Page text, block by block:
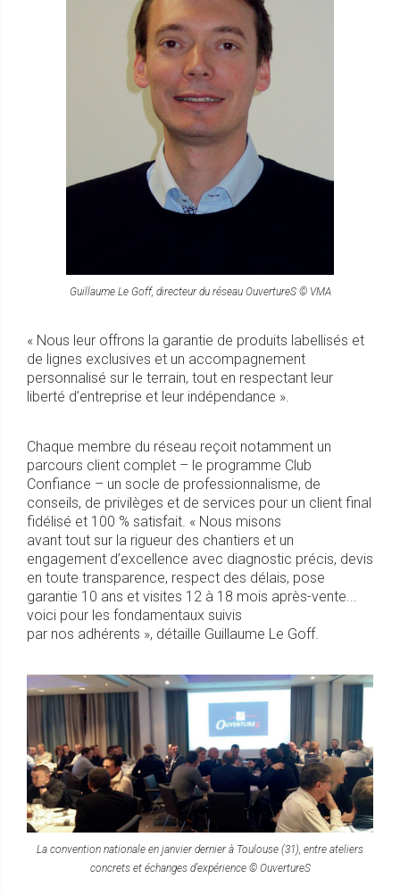
Guillaume Le Goff, directeur du réseau OuvertureS © VMA
« Nous leur offrons la garantie de produits labellisés et
de lignes exclusives et un accompagnement
personnalisé sur le terrain, tout en respectant leur
liberté d’entreprise et leur indépendance ».
Chaque membre du réseau reçoit notamment un
parcours client complet – le programme Club
Confiance – un socle de professionnalisme, de
conseils, de privilèges et de services pour un client final
fidélisé et 100 % satisfait. « Nous misons
avant tout sur la rigueur des chantiers et un
engagement d’excellence avec diagnostic précis, devis
en toute transparence, respect des délais, pose
garantie 10 ans et visites 12 à 18 mois après-vente...
voici pour les fondamentaux suivis
par nos adhérents », détaille Guillaume Le Goff.
La convention nationale en janvier dernier à Toulouse (31), entre ateliers
concrets et échanges d’expérience © OuvertureS